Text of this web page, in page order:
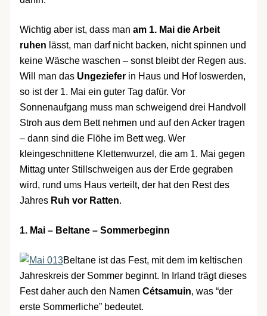
Wichtig aber ist, dass man am 1. Mai die Arbeit
ruhen lässt, man darf nicht backen, nicht spinnen und
keine Wäsche waschen – sonst bleibt der Regen aus.
Will man das Ungezieferin Haus und Hof loswerden,
so ist der 1. Mai ein guter Tag dafür. Vor
Sonnenaufgang muss man schweigend drei Handvoll
Stroh aus dem Bett nehmen und auf den Acker tragen
– dann sind die Flöhe im Bett weg. Wer
kleingeschnittene Klettenwurzel, die am 1. Mai gegen
Mittag unter Stillschweigen aus der Erde gegraben
wird, rund ums Haus verteilt, der hat den Rest des
Jahres Ruh vor Ratten.
1. Mai – Beltane – Sommerbeginn
Beltane ist das Fest, mit dem im keltischen
Jahreskreis der Sommer beginnt. In Irland trägt dieses
Fest daher auch den Namen Cétsamuin, was “der
erste Sommerliche” bedeutet.